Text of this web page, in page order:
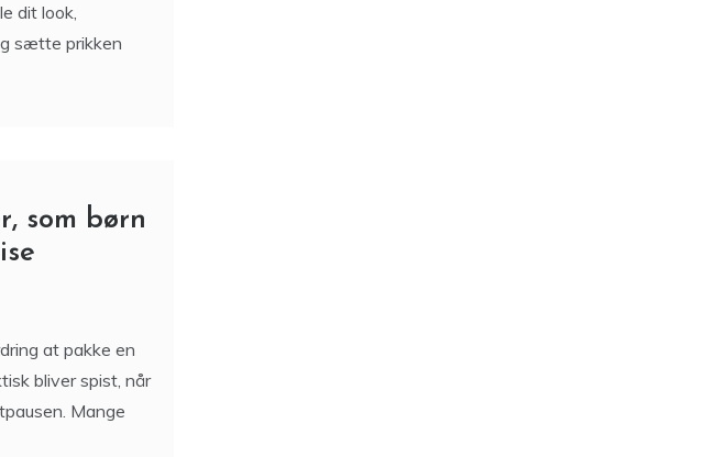
dit look,
sætte prikken
som børn
at pakke en
bliver spist, når
Mange